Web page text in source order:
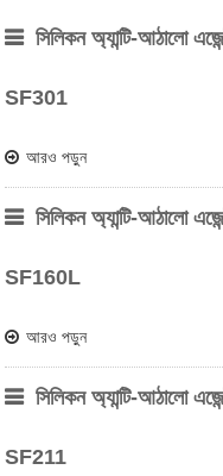
সিলিকন অ্যান্টি-আঠালো
SF301
আরও পড়ুন
সিলিকন অ্যান্টি-আঠালো
SF160L
আরও পড়ুন
সিলিকন অ্যান্টি-আঠালো
SF211